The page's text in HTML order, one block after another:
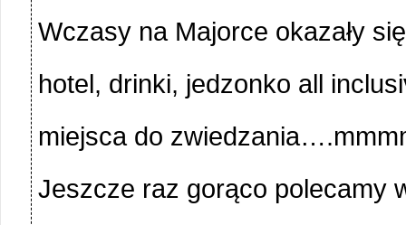
Wczasy na Majorce okazały
hotel, drinki, jedzonko all
miejsca do
Jeszcze raz gorąco polecamy